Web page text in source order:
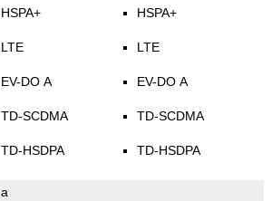
HSPA+
LTE
EV-DO A
TD-SCDMA
TD-HSDPA
HSPA+
LTE
EV-DO A
TD-SCDMA
TD-HSDPA
a